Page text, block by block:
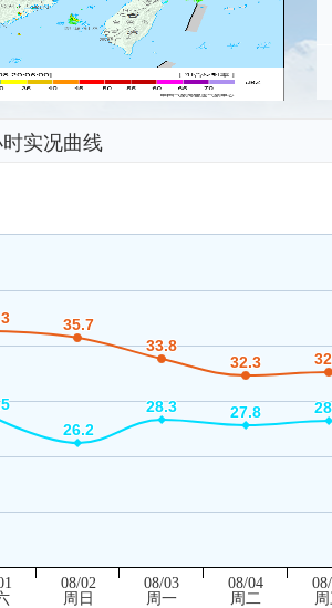
实况曲线
35.7
35.7
33.8
33.8
32.3
32.3
26.2
26.2
28.3
28.3 27.8
27.8
08/02
周日
08/03
周一
08/04
周二